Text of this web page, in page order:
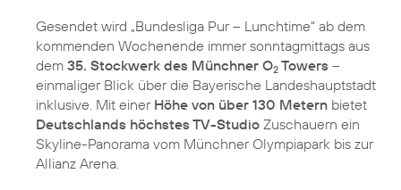
Gesendet wird „Bundesliga Pur – Lunchtime“ ab dem
kommenden Wochenende immer sonntagmittags aus
dem 35. Stockwerk des Münchner O2 Towers –
einmaliger Blick über die Bayerische Landeshauptstadt
inklusive. Mit einer Höhe von über 130 Metern bietet
Deutschlands höchstes TV-Studio Zuschauern ein
Skyline-Panorama vom Münchner Olympiapark bis zur
Allianz Arena.